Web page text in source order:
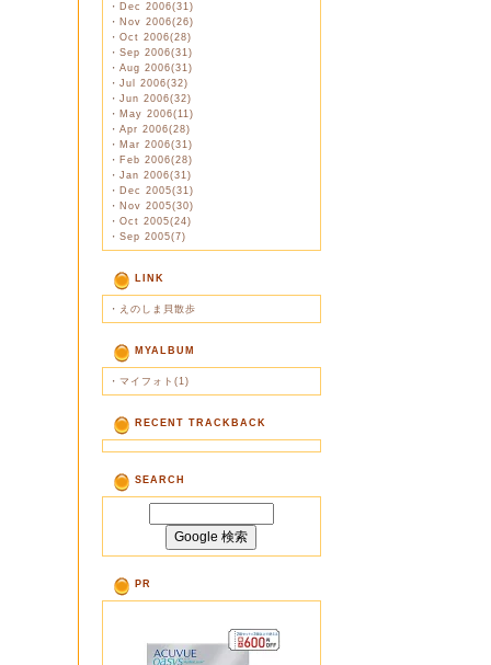
・ Dec 2006(31)
・ Nov 2006(26)
・ Oct 2006(28)
・ Sep 2006(31)
・ Aug 2006(31)
・ Jul 2006(32)
・ Jun 2006(32)
・ May 2006(11)
・ Apr 2006(28)
・ Mar 2006(31)
・ Feb 2006(28)
・ Jan 2006(31)
・ Dec 2005(31)
・ Nov 2005(30)
・ Oct 2005(24)
・ Sep 2005(7)
LINK
・ えのしま貝散歩
MYALBUM
・ マイフォト(1)
RECENT TRACKBACK
SEARCH
PR